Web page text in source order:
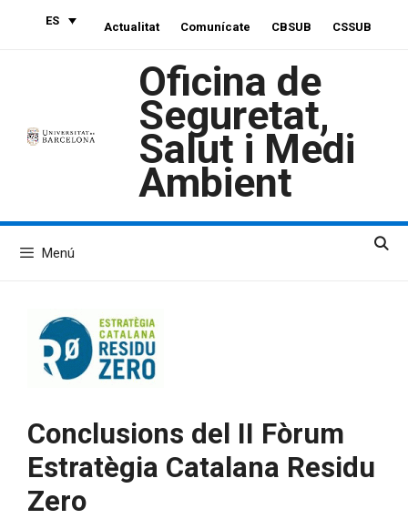
ES Actualitat Comunícate CBSUB CSSUB
Oficina de
Seguretat,
Salut i Medi
Ambient
Menú
Conclusions del II Fòrum
Estratègia Catalana Residu
Zero